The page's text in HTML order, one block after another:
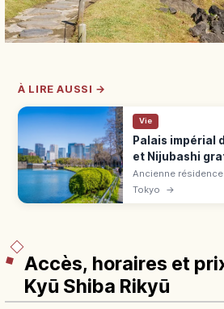
À LIRE AUSSI →
Vie
Palais impérial
et Nijubashi
Ancienne
devenue palais
l'Est (21 ha)
Tokyo →
Accès, horaires et
Kyū Shiba Rikyū